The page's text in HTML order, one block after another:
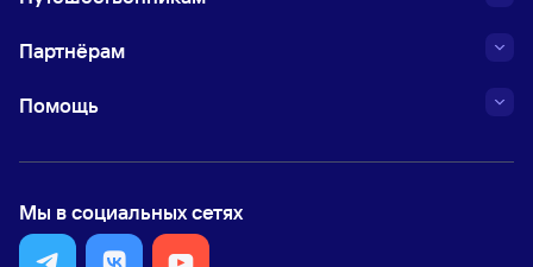
Партнёрам
Помощь
Мы в социальных сетях